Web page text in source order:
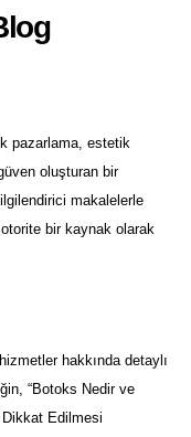
pazarlama, estetik
oluşturan bir
makalelerle
bir kaynak olarak
hakkında detaylı
“Botoks Nedir ve
Dikkat Edilmesi